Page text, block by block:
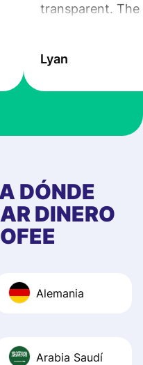
transparent. The
the exchange
at Profee is very
first started
app, and they
quick to provide
and helpful
Recommend it!
Lyan
DÓNDE
DINERO
Alemania
Arabia Saudí